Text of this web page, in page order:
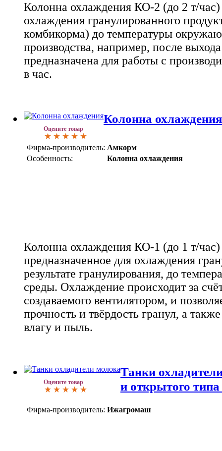
Колонна охлаждения КО-2 (до 2 т/час)
охлаждения гранулированного
комбикорма) до температуры
производства, например, после
предназначена для работы с
в час.
Оцените товар
Колонна
Фирма-производитель: Амкорм
Особенность:
Колонна охлаждения
Колонна охлаждения КО-1 (до 1 т/час)
предназначенное для охлаждения
результате гранулирования, до
среды. Охлаждение происходит за
создаваемого вентилятором, и
прочность и твёрдость гранул, а
влагу и пыль.
Оцените товар
Танки
и открытого
Фирма-производитель: Ижагромаш